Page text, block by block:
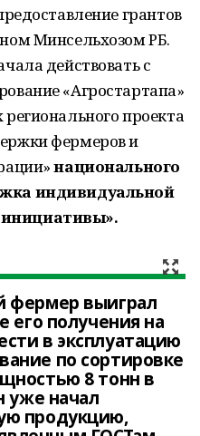
грантов
Минсельхозом РБ.
действовать с
«Агростартапа»
проекта
фермеров и
национального
индивидуальной
фермер выиграл
его получения на
в эксплуатацию
по сортировке
8 тонн в
уже начал
продукцию,